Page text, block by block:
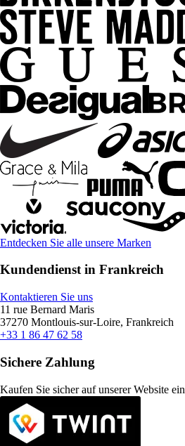
Entdecken Sie alle unsere Marken
Kundendienst in Frankreich
Kontaktieren Sie uns
11 rue Bernard Maris
37270 Montlouis-sur-Loire, Frankreich
+33 1 86 47 62 58
Sichere Zahlung
Kaufen Sie sicher auf unserer Website ein